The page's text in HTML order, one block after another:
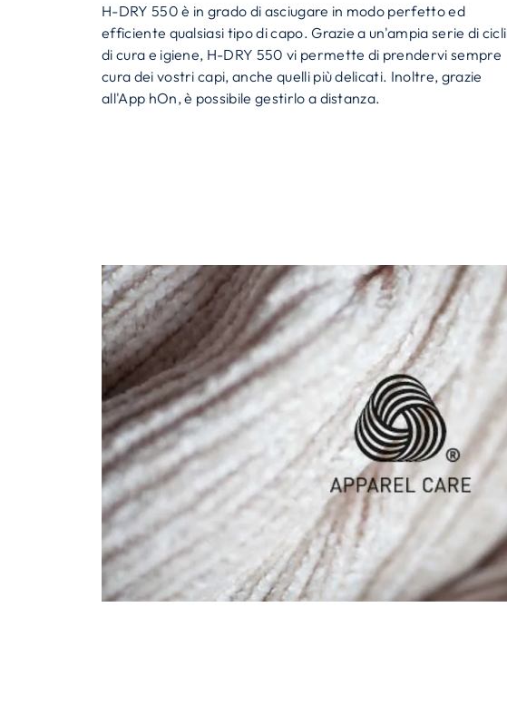
H-DRY 550 è in grado di asciugare in modo perfetto ed
efficiente qualsiasi tipo di capo. Grazie a un'ampia serie di cicli
di cura e igiene, H-DRY 550 vi permette di prendervi sempre
cura dei vostri capi, anche quelli più delicati. Inoltre, grazie
all'App hOn, è possibile gestirlo a distanza.